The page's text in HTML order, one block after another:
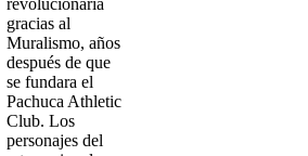
revolucionaria
gracias al
Muralismo, años
después de que
se fundara el
Pachuca Athletic
Club. Los
personajes del